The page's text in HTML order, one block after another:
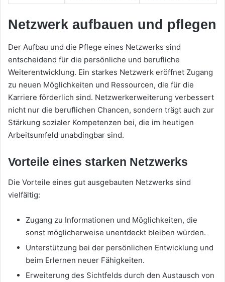
Netzwerk aufbauen und pflegen
Der Aufbau und die Pflege eines Netzwerks sind
entscheidend für die persönliche und berufliche
Weiterentwicklung. Ein starkes Netzwerk eröffnet Zugang
zu neuen Möglichkeiten und Ressourcen, die für die
Karriere förderlich sind. Netzwerkerweiterung verbessert
nicht nur die beruflichen Chancen, sondern trägt auch zur
Stärkung sozialer Kompetenzen bei, die im heutigen
Arbeitsumfeld unabdingbar sind.
Vorteile eines starken Netzwerks
Die Vorteile eines gut ausgebauten Netzwerks sind
vielfältig:
Zugang zu Informationen und Möglichkeiten, die
sonst möglicherweise unentdeckt bleiben würden.
Unterstützung bei der persönlichen Entwicklung und
beim Erlernen neuer Fähigkeiten.
Erweiterung des Sichtfelds durch den Austausch von